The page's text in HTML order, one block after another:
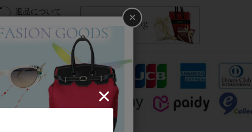
返品について ×